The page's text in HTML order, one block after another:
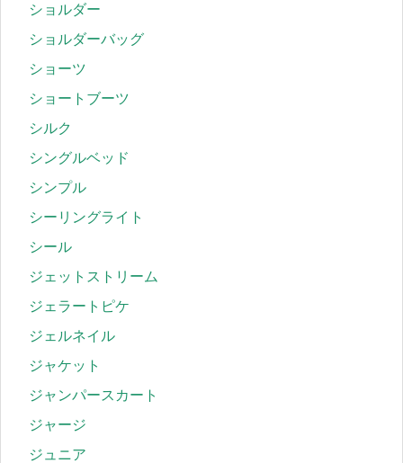
ショルダー
ショルダーバッグ
ショーツ
ショートブーツ
シルク
シングルベッド
シンプル
シーリングライト
シール
ジェットストリーム
ジェラートピケ
ジェルネイル
ジャケット
ジャンパースカート
ジャージ
ジュニア